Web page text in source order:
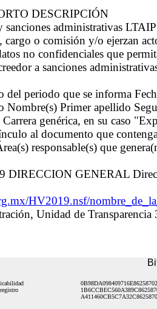
DESCRIPCIÓN
administrativas
cargo o comisión y/o ejerzan
no confidenciales que
a sanciones
del periodo que se informa
Nombre(s) Primer apellido
genérica, en su caso
al documento que
responsable(s) que
DIRECCION GENERAL
HV2019.nsf/
Unidad de